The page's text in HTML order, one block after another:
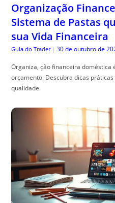
Organização
Sistema de Pastas
sua Vida Financeira
Guia do Trader | 30 de outubro de
Organiza, ção financeira doméstica
orçamento. Descubra dicas
qualidade.